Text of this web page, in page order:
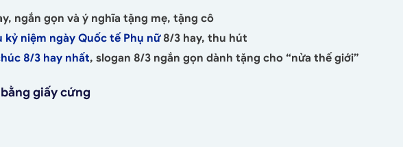
ngắn gọn và ý nghĩa tặng mẹ, tặng cô
kỷ niệm ngày Quốc tế Phụ nữ8/3 hay, thu hút
8/3 hay nhất, slogan 8/3 ngắn gọn dành tặng cho “nửa thế giới”
giấy cứng